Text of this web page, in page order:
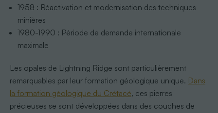
1958 : Réactivation et modernisation des techniques
minières
1980-1990 : Période de demande internationale
maximale
Les opales de Lightning Ridge sont particulièrement
remarquables par leur formation géologique unique. Dans
la formation géologique du Crétacé, ces pierres
précieuses se sont développées dans des couches de